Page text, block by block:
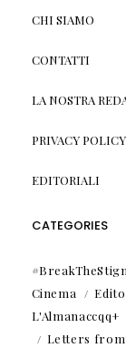
CHI SIAMO
CONTATTI
LA NOSTRA
PRIVACY POLICY
EDITORIALI
CATEGORIES
Cinema
L'Almanaccqq+
Letters from